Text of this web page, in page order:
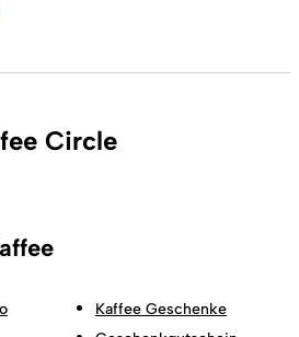
Circle
Kaffee Geschenke